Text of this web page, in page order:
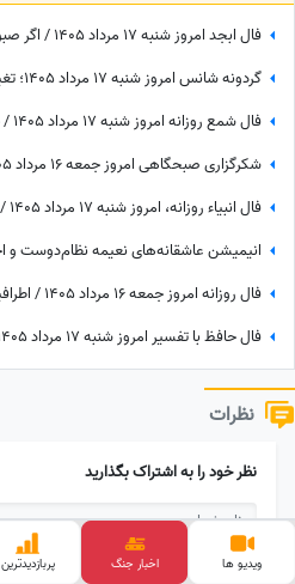
نظرات
نظر خود را به اشتراک بگذارید
ویدیو ها اخبار جنگ پربازدید‌ترین